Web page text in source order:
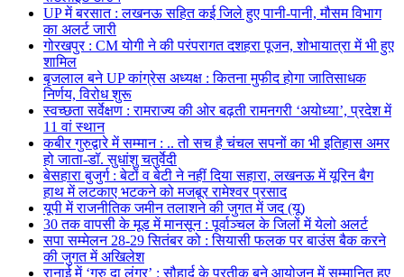
UP में बरसात : लखनऊ सहित कई जिले हुए पानी-पानी, मौसम विभाग
का अलर्ट जारी
गोरखपुर : CM योगी ने की परंपरागत दशहरा पूजन, शोभायात्रा में भी हुए
शामिल
बृजलाल बने UP कांग्रेस अध्यक्ष : कितना मुफीद होगा जातिसाधक
निर्णय, विरोध शुरू
स्वच्छता सर्वेक्षण : रामराज्य की ओर बढ़ती रामनगरी ‘अयोध्या’, प्रदेश में
11 वां स्थान
कबीर गुरुद्वारे में सम्मान : .. तो सच है चंचल सपनों का भी इतिहास अमर
हो जाता-डॉ. सुधांशु चतुर्वेदी
बेसहारा बुजुर्ग : बेटों व बेटी ने नहीं दिया सहारा, लखनऊ में यूरिन बैग
हाथ में लटकाए भटकने को मजबूर रामेश्वर प्रसाद
यूपी में राजनीतिक जमीन तलाशने की जुगत में जद (यू)
30 तक वापसी के मूड में मानसून : पूर्वाञ्चल के जिलों में येलो अलर्ट
सपा सम्मेलन 28-29 सितंबर को : सियासी फलक पर बाउंस बैक करने
की जुगत में अखिलेश
रानाई में ‘गुरु दा लंगर’ : सौहार्द के प्रतीक बने आयोजन में सम्मानित हुए